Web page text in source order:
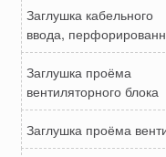
Заглушка кабельного
ввода,
Заглушка проёма
вентиляторного блока
Заглушка проёма